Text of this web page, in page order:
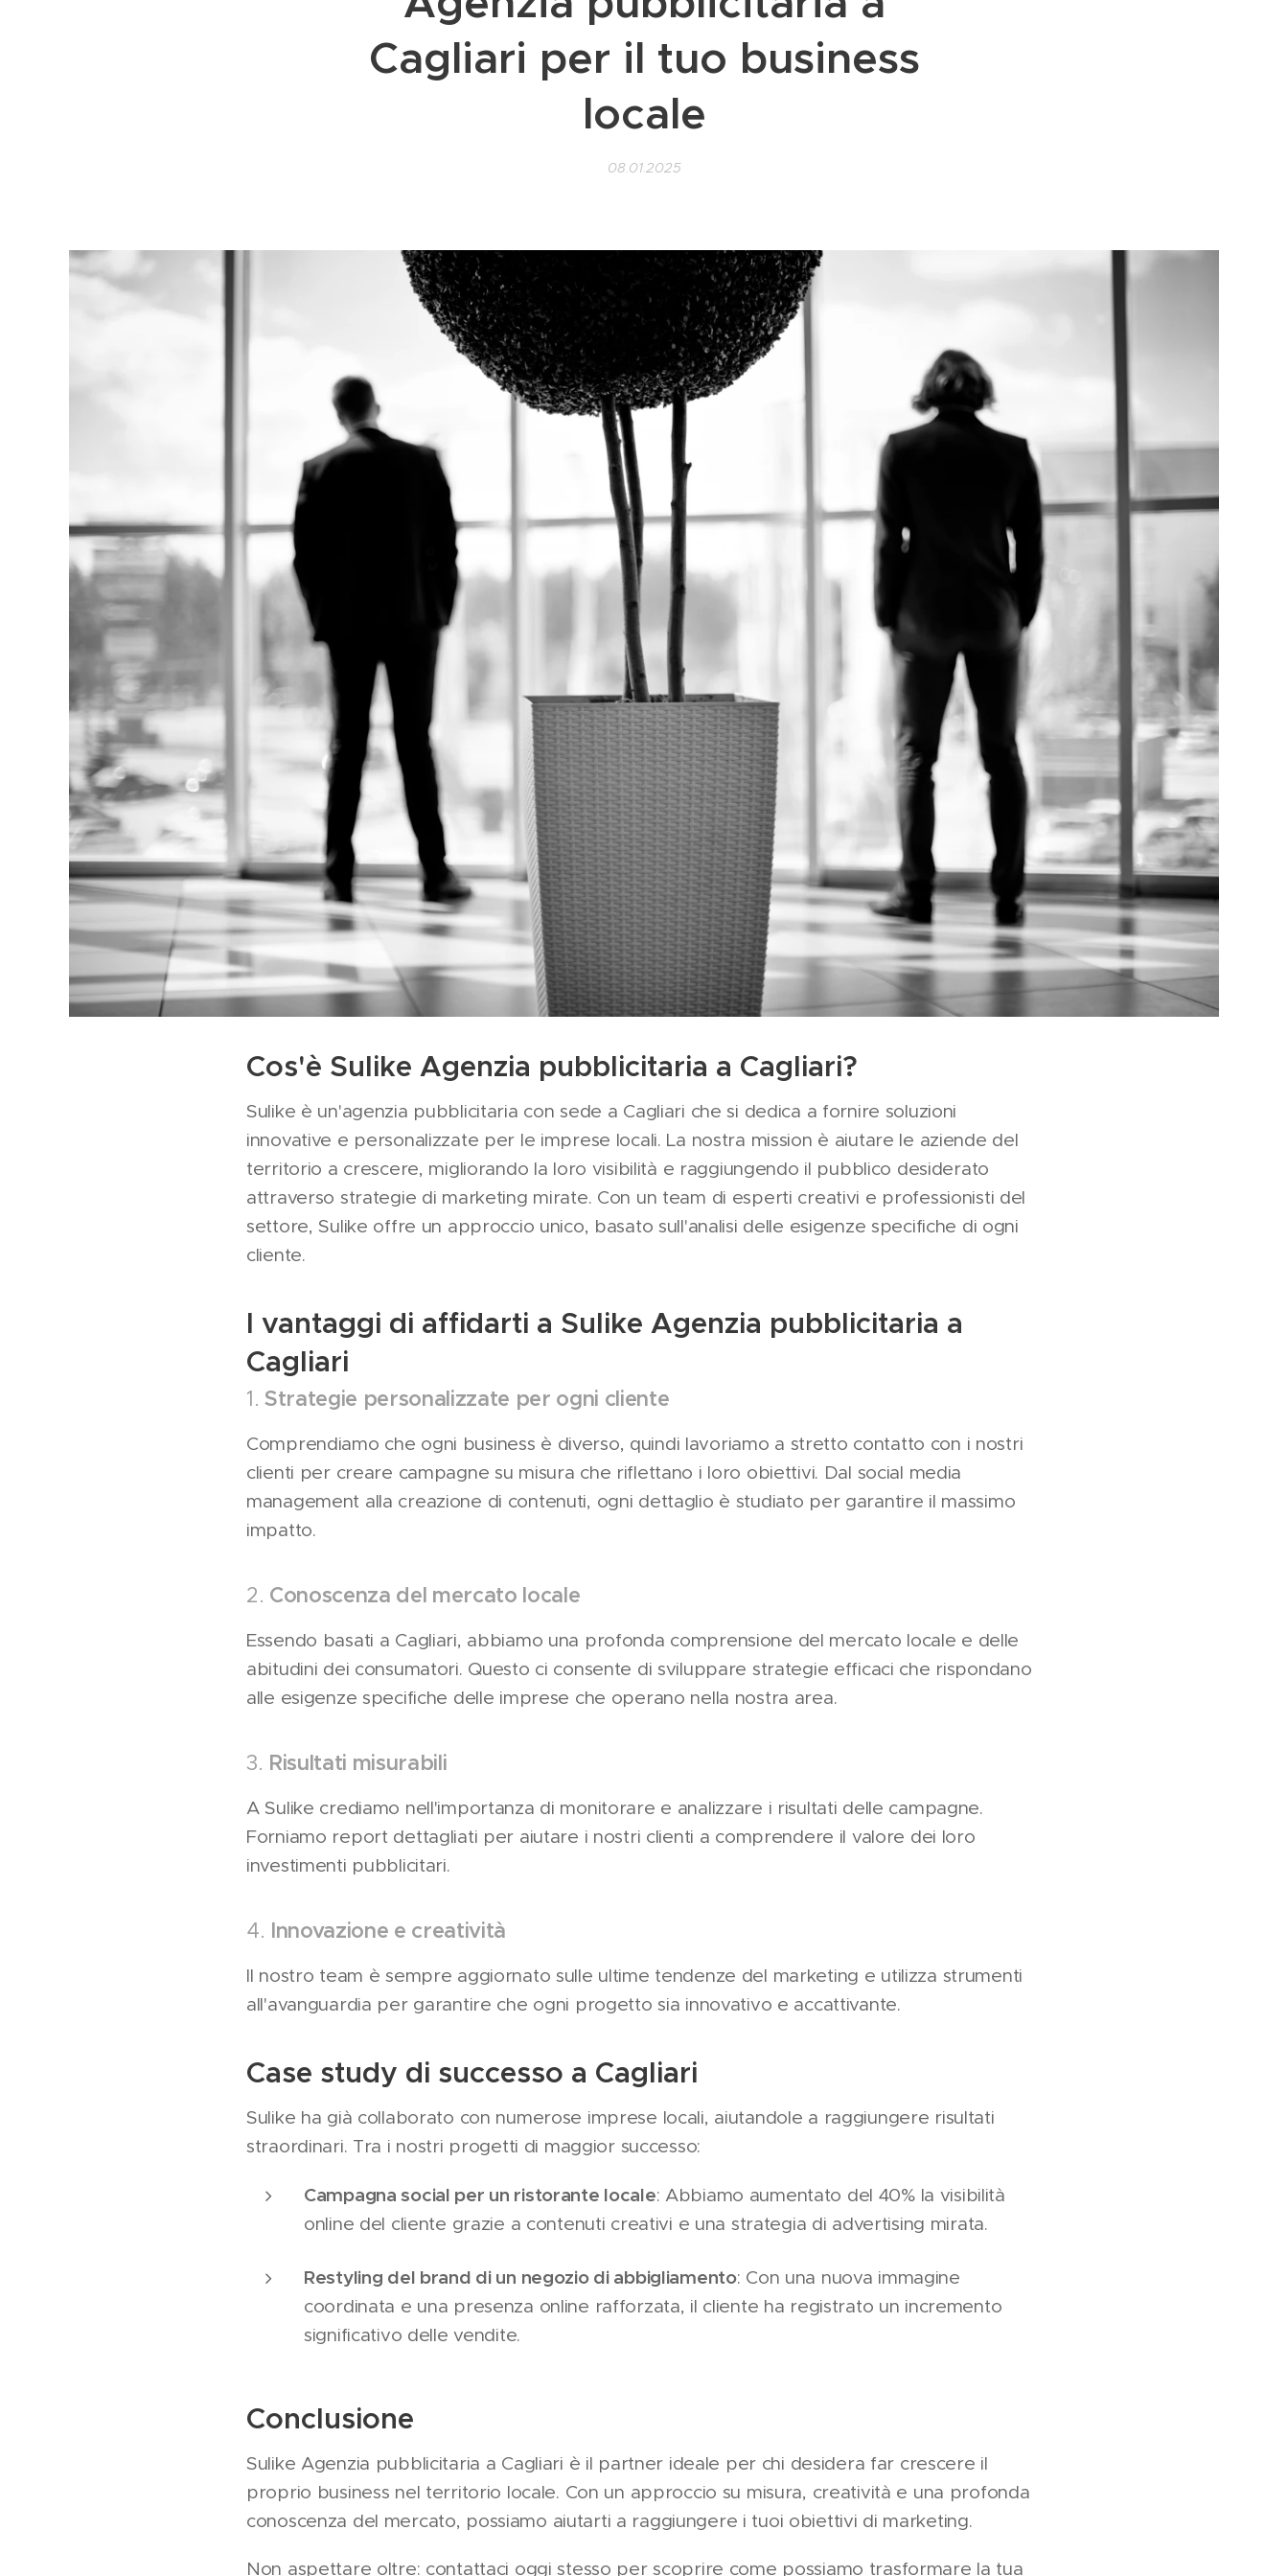
Cagliari per il tuo business
locale
08.01.2025
Cos'è Sulike Agenzia pubblicitaria a Cagliari?
Sulike è un'agenzia pubblicitaria con sede a Cagliari che si dedica a fornire soluzioni
innovative e personalizzate per le imprese locali. La nostra mission è aiutare le aziende del
territorio a crescere, migliorando la loro visibilità e raggiungendo il pubblico desiderato
attraverso strategie di marketing mirate. Con un team di esperti creativi e professionisti del
settore, Sulike offre un approccio unico, basato sull'analisi delle esigenze specifiche di ogni
cliente.
I vantaggi di affidarti a Sulike Agenzia pubblicitaria a
Cagliari
1.Strategie personalizzate per ogni cliente
Comprendiamo che ogni business è diverso, quindi lavoriamo a stretto contatto con i nostri
clienti per creare campagne su misura che riflettano i loro obiettivi. Dal social media
management alla creazione di contenuti, ogni dettaglio è studiato per garantire il massimo
impatto.
2. Conoscenza del mercato locale
Essendo basati a Cagliari, abbiamo una profonda comprensione del mercato locale e delle
abitudini dei consumatori. Questo ci consente di sviluppare strategie efficaci che rispondano
alle esigenze specifiche delle imprese che operano nella nostra area.
3. Risultati misurabili
A Sulike crediamo nell'importanza di monitorare e analizzare i risultati delle campagne.
Forniamo report dettagliati per aiutare i nostri clienti a comprendere il valore dei loro
investimenti pubblicitari.
4. Innovazione e creatività
Il nostro team è sempre aggiornato sulle ultime tendenze del marketing e utilizza strumenti
all'avanguardia per garantire che ogni progetto sia innovativo e accattivante.
Case study di successo a Cagliari
Sulike ha già collaborato con numerose imprese locali, aiutandole a raggiungere risultati
straordinari. Tra i nostri progetti di maggior successo:
Campagna social per un ristorante locale: Abbiamo aumentato del 40% la visibilità
online del cliente grazie a contenuti creativi e una strategia di advertising mirata.
Restyling del brand di un negozio di abbigliamento: Con una nuova immagine
coordinata e una presenza online rafforzata, il cliente ha registrato un incremento
significativo delle vendite.
Conclusione
Sulike Agenzia pubblicitaria a Cagliari è il partner ideale per chi desidera far crescere il
proprio business nel territorio locale. Con un approccio su misura, creatività e una profonda
conoscenza del mercato, possiamo aiutarti a raggiungere i tuoi obiettivi di marketing.
Non aspettare oltre: contattaci oggi stesso per scoprire come possiamo trasformare la tua